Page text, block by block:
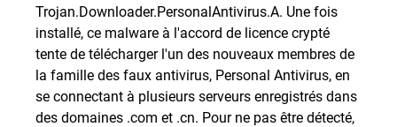
Trojan.Downloader.PersonalAntivirus.A. Une fois
installé, ce malware à l'accord de licence crypté
tente de télécharger l'un des nouveaux membres de
la famille des faux antivirus, Personal Antivirus, en
se connectant à plusieurs serveurs enregistrés dans
des domaines .com et .cn. Pour ne pas être détecté,